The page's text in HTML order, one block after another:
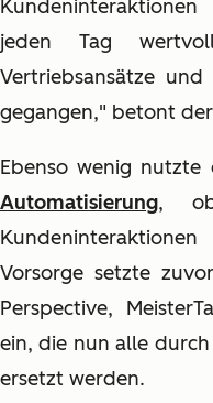
jeden Tag
Vertriebsansätze
gegangen," betont
Ebenso wenig nutzte
Automatisierung,
Vorsorge setzte
Perspective,
ein, die nun alle
ersetzt werden.